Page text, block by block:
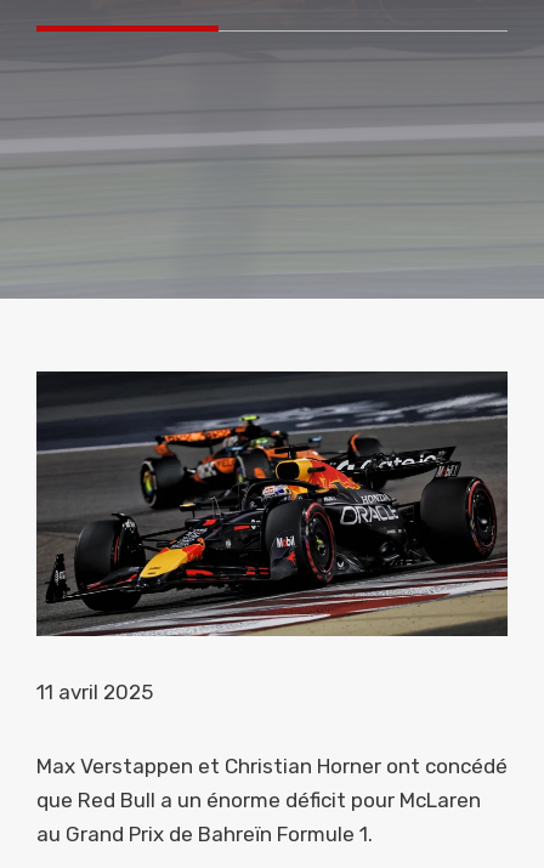
11 avril 2025
Max Verstappen et Christian Horner ont concédé
que Red Bull a un énorme déficit pour McLaren
au Grand Prix de Bahreïn Formule 1.